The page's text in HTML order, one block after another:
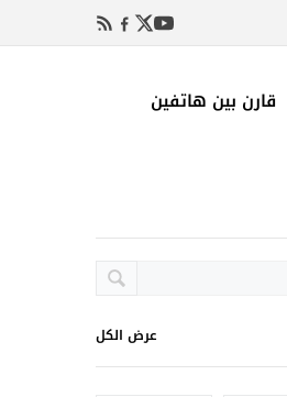
قارن بين هاتفين
عرض الكل